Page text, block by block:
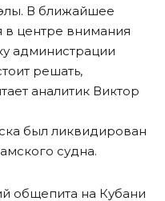
В ближайшее
в центре внимания
администрации
решать,
аналитик Виктор
был ликвидирован
судна.
общепита на Кубани